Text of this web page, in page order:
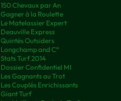
150 Chevaux par An
Gagner à la Roulette
Le Matelassier Expert
Deauville Express
Quintés Outsiders
Longchamp and C°
Stats Turf 2014
Dossier Confidentiel MI
Les Gagnants au Trot
Les Couplés Enrichissants
Giant Turf